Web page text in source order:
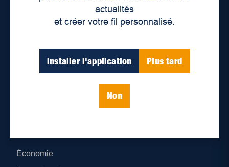
actualités
et créer votre fil personnalisé.
Installer l'application Plus tard
Non
Lieux de distribution
Économie